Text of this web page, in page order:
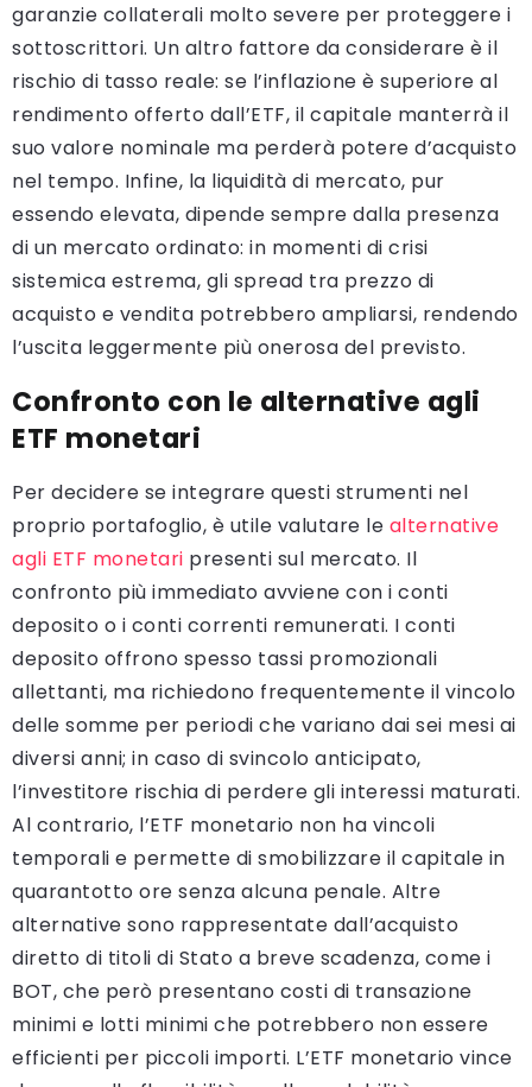
garanzie collaterali molto severe per proteggere i
sottoscrittori. Un altro fattore da considerare è il
rischio di tasso reale: se l’inflazione è superiore al
rendimento offerto dall’ETF, il capitale manterrà il
suo valore nominale ma perderà potere d’acquisto
nel tempo. Infine, la liquidità di mercato, pur
essendo elevata, dipende sempre dalla presenza
di un mercato ordinato: in momenti di crisi
sistemica estrema, gli spread tra prezzo di
acquisto e vendita potrebbero ampliarsi, rendendo
l’uscita leggermente più onerosa del previsto.
Confronto con le alternative agli
ETF monetari
Per decidere se integrare questi strumenti nel
proprio portafoglio, è utile valutare le alternative
agli ETF monetari presenti sul mercato. Il
confronto più immediato avviene con i conti
deposito o i conti correnti remunerati. I conti
deposito offrono spesso tassi promozionali
allettanti, ma richiedono frequentemente il vincolo
delle somme per periodi che variano dai sei mesi ai
diversi anni; in caso di svincolo anticipato,
l’investitore rischia di perdere gli interessi maturati.
Al contrario, l’ETF monetario non ha vincoli
temporali e permette di smobilizzare il capitale in
quarantotto ore senza alcuna penale. Altre
alternative sono rappresentate dall’acquisto
diretto di titoli di Stato a breve scadenza, come i
BOT, che però presentano costi di transazione
minimi e lotti minimi che potrebbero non essere
efficienti per piccoli importi. L’ETF monetario vince